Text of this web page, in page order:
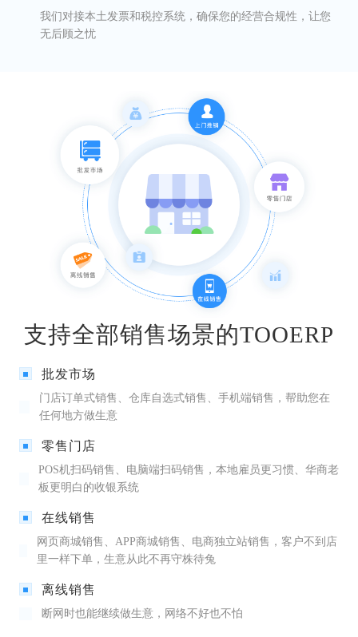
我们对接本土发票和税控系统，确保您的经营合规性，让您
无后顾之忧
支持全部销售场景的TOOERP
批发市场
门店订单式销售、仓库自选式销售、手机端销售，帮助您在
任何地方做生意
零售门店
POS机扫码销售、电脑端扫码销售，本地雇员更习惯、华商老
板更明白的收银系统
在线销售
网页商城销售、APP商城销售、电商独立站销售，客户不到店
里一样下单，生意从此不再守株待兔
离线销售
断网时也能继续做生意，网络不好也不怕